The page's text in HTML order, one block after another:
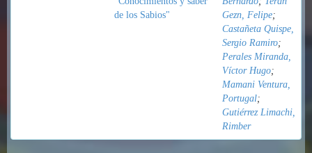
de los Sabios"
Gezn, Felipe;
Castañeta Quispe,
Sergio Ramiro;
Perales Miranda,
Víctor Hugo;
Mamani Ventura,
Portugal;
Gutiérrez Limachi,
Rimber